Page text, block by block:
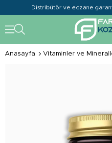
Distribütör ve eczane
Anasayfa Vitaminler ve